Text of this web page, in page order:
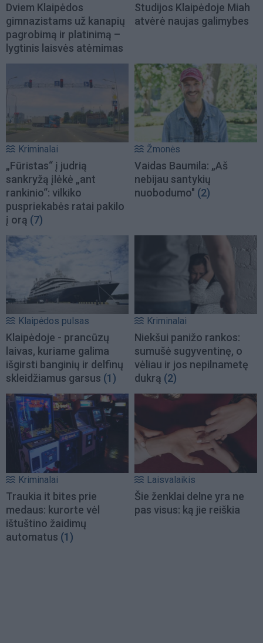
Dviem Klaipėdos
gimnazistams už kanapių
pagrobimą ir platinimą –
lygtinis laisvės atėmimas
Studijos Klaipėdoje Miah
atvėrė naujas galimybes
Kriminalai
„Fūristas“ į judrią
sankryžą įlėkė „ant
rankinio“: vilkiko
puspriekabės ratai pakilo
į orą (7)
Žmonės
Vaidas Baumila: „Aš
nebijau santykių
nuobodumo" (2)
Klaipėdos pulsas
Klaipėdoje - prancūzų
laivas, kuriame galima
išgirsti banginių ir delfinų
skleidžiamus garsus (1)
Kriminalai
Niekšui panižo rankos:
sumušė sugyventinę, o
vėliau ir jos nepilnametę
dukrą (2)
Kriminalai
Traukia it bites prie
medaus: kurorte vėl
ištuštino žaidimų
automatus (1)
Laisvalaikis
Šie ženklai delne yra ne
pas visus: ką jie reiškia